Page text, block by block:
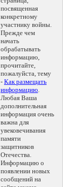
посвященная
конкретному
участнику войны.
Прежде чем
начать
обрабатывать
информацию,
прочитайте,
пожалуйста, тему
- Как размещать
информацию.
Любая Ваша
дополнительная
информация очень
важна для
увековечивания
памяти
защитников
Отечества.
Информацию о
появлении новых
сообщений на